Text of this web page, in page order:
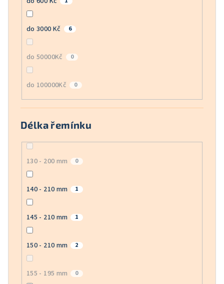
do 3000 Kč 6
do 50000Kč 0
do 100000Kč 0
Délka řemínku
130 - 200 mm 0
140 - 210 mm 1
145 - 210 mm 1
150 - 210 mm 2
155 - 195 mm 0